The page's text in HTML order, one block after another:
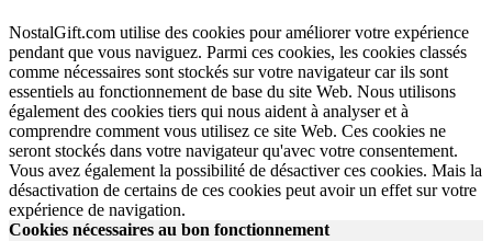
NostalGift.com utilise des cookies pour améliorer votre expérience
pendant que vous naviguez. Parmi ces cookies, les cookies classés
comme nécessaires sont stockés sur votre navigateur car ils sont
essentiels au fonctionnement de base du site Web. Nous utilisons
également des cookies tiers qui nous aident à analyser et à
comprendre comment vous utilisez ce site Web. Ces cookies ne
seront stockés dans votre navigateur qu'avec votre consentement.
Vous avez également la possibilité de désactiver ces cookies. Mais la
désactivation de certains de ces cookies peut avoir un effet sur votre
expérience de navigation.
Cookies nécessaires au bon fonctionnement